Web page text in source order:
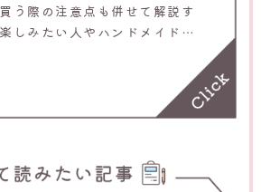
う際の注意点も併せて解説す
しみたい人やハンドメイド作